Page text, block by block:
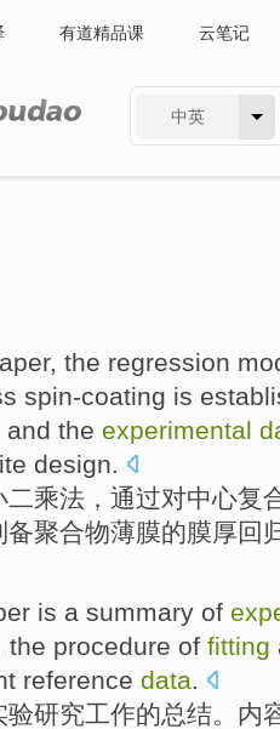
有道精品课 云笔记
中英
the regression
spin-coating is
and the experimental
design.
二乘法，通过对中心复
备聚合物薄膜的膜厚回
is a summary of
the procedure of fitting
reference data.
验研究工作的总结。 内